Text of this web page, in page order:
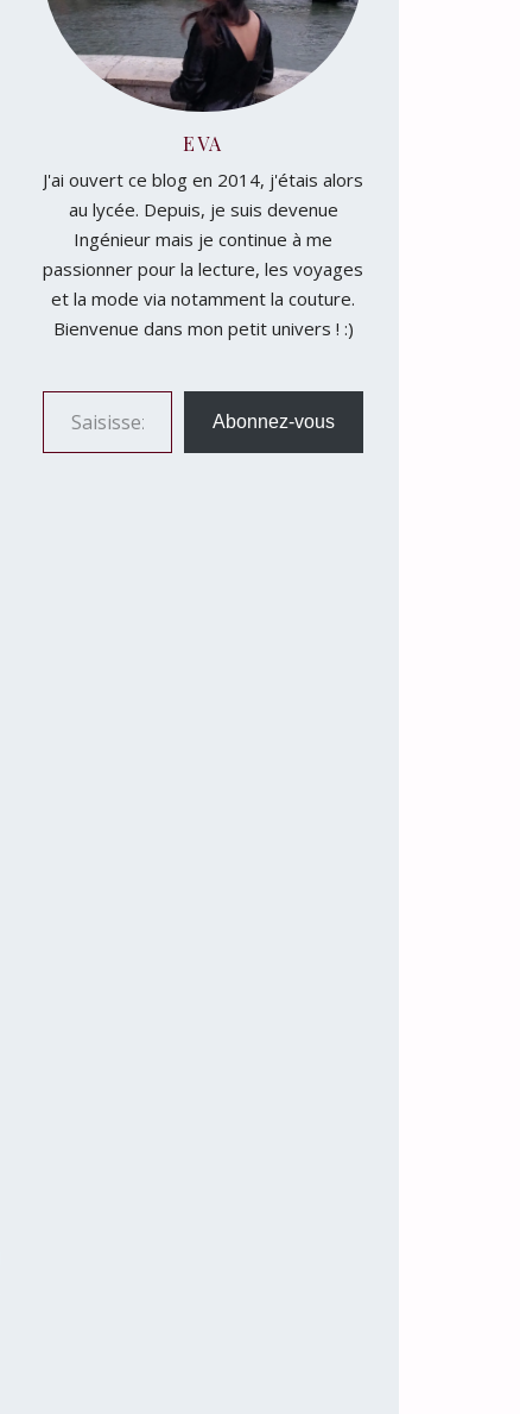
EVA
J'ai ouvert ce blog en 2014, j'étais alors
au lycée. Depuis, je suis devenue
Ingénieur mais je continue à me
passionner pour la lecture, les voyages
et la mode via notamment la couture.
Bienvenue dans mon petit univers ! :)
Saisissez votre adresse e-mail…
Abonnez-vous